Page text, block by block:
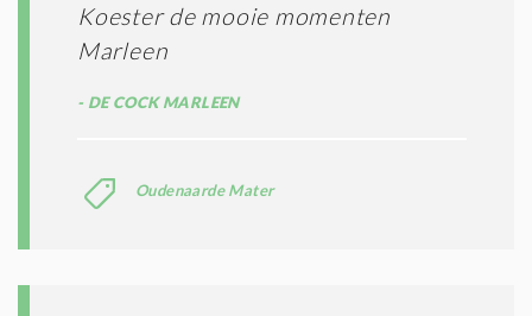
Koester de mooie momenten
Marleen
DE COCK MARLEEN
Oudenaarde Mater